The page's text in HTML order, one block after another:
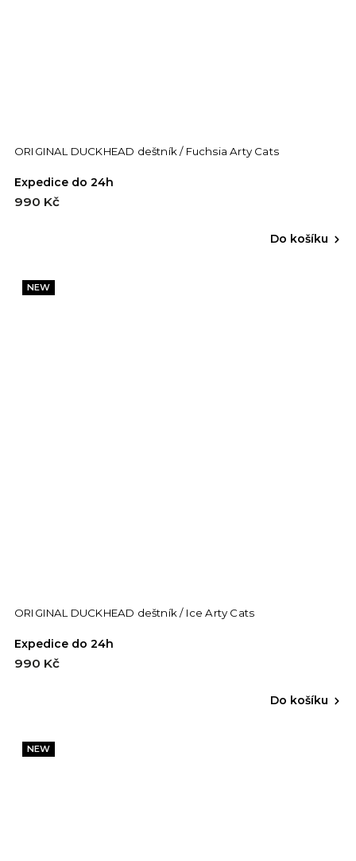
ORIGINAL DUCKHEAD deštník / Fuchsia Arty Cats
Expedice do 24h
990 Kč
Do košíku
NEW
ORIGINAL DUCKHEAD deštník / Ice Arty Cats
Expedice do 24h
990 Kč
Do košíku
NEW